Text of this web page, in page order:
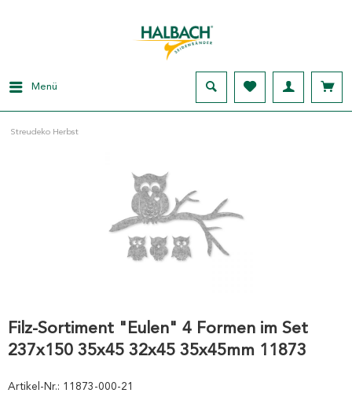
Menü
Streudeko Herbst
Filz-Sortiment "Eulen" 4 Formen im Set
237x150 35x45 32x45 35x45mm 11873
Artikel-Nr.: 11873-000-21